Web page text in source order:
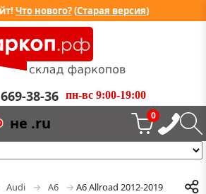
Что нового?(Старая версия)
38-36 пн-вс 9:00-19:00
не .ru 0
Audi A6 A6 Allroad 2012-2019